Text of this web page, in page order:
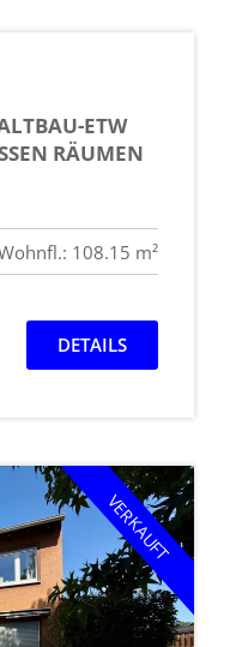
ETW
RÄUMEN –
108.15 m²
DETAILS
VERKAUFT